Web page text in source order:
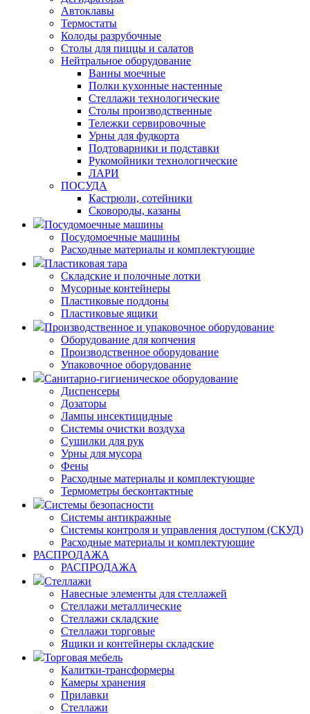
Автоклавы
Термостаты
Колоды разрубочные
Столы для пиццы и салатов
Нейтральное оборудование
Ванны моечные
Полки кухонные настенные
Стеллажи технологические
Столы производственные
Тележки сервировочные
Урны для фудкорта
Подтоварники и подставки
Рукомойники технологические
ЛАРИ
ПОСУДА
Кастрюли, сотейники
Сковороды, казаны
Посудомоечные машины
Посудомоечные машины
Расходные материалы и комплектующие
Пластиковая тара
Складские и полочные лотки
Мусорные контейнеры
Пластиковые поддоны
Пластиковые ящики
Производственное и упаковочное оборудование
Оборудование для копчения
Производственное оборудование
Упаковочное оборудование
Санитарно-гигиеническое оборудование
Диспенсеры
Дозаторы
Лампы инсектицидные
Системы очистки воздуха
Сушилки для рук
Урны для мусора
Фены
Расходные материалы и комплектующие
Термометры бесконтактные
Системы безопасности
Системы антикражные
Системы контроля и управления доступом (СКУД)
Расходные материалы и комплектующие
РАСПРОДАЖА
РАСПРОДАЖА
Стеллажи
Навесные элементы для стеллажей
Стеллажи металлические
Стеллажи складские
Стеллажи торговые
Ящики и контейнеры складские
Торговая мебель
Калитки-трансформеры
Камеры хранения
Прилавки
Стеллажи